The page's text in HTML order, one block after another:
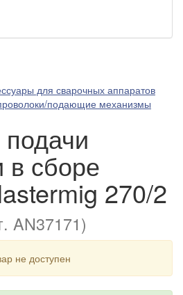
для сварочных аппаратов
подающие механизмы
в сборе
270/2
AN37171)
не доступен